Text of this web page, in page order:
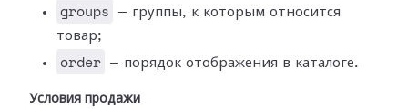
groups
— группы, к которым относится
товар;
order — порядок отображения в каталоге.
Условия продажи